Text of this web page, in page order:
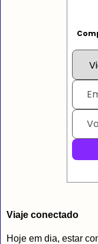
Viaje conectado
Hoje em dia, estar